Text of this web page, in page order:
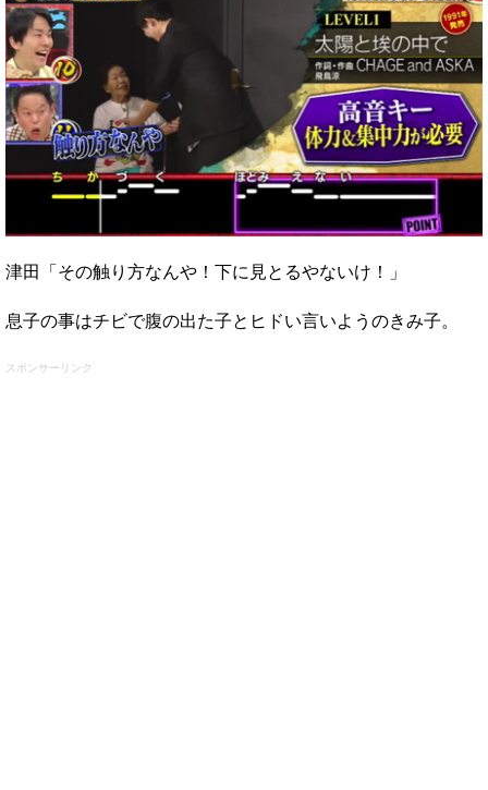
津田「その触り方なんや！下に見とるやないけ！」
息子の事はチビで腹の出た子とヒドい言いようのきみ子。
スポンサーリンク